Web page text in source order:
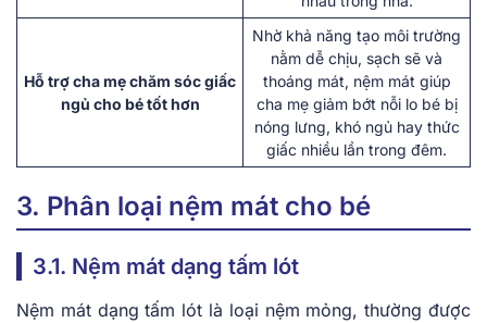
Hỗ trợ cha mẹ chăm sóc giấc
ngủ cho bé tốt hơn
Nhờ khả năng tạo môi trường
nằm dễ chịu, sạch sẽ và
thoáng mát, nệm mát giúp
cha mẹ giảm bớt nỗi lo bé bị
nóng lưng, khó ngủ hay thức
giấc nhiều lần trong đêm.
3. Phân loại nệm mát cho bé
3.1. Nệm mát dạng tấm lót
Nệm mát dạng tấm lót là loại nệm mỏng, thường được